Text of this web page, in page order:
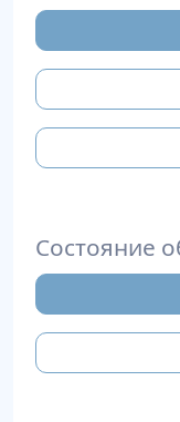
Состояние